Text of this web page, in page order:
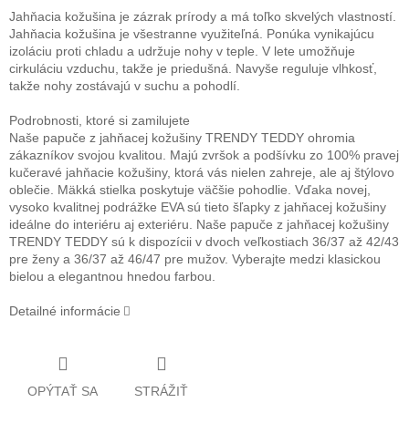
Jahňacia kožušina je zázrak prírody a má toľko skvelých vlastností.
Jahňacia kožušina je všestranne využiteľná. Ponúka vynikajúcu
izoláciu proti chladu a udržuje nohy v teple. V lete umožňuje
cirkuláciu vzduchu, takže je priedušná. Navyše reguluje vlhkosť,
takže nohy zostávajú v suchu a pohodlí.
Podrobnosti, ktoré si zamilujete
Naše papuče z jahňacej kožušiny TRENDY TEDDY ohromia
zákazníkov svojou kvalitou. Majú zvršok a podšívku zo 100% pravej
kučeravé jahňacie kožušiny, ktorá vás nielen zahreje, ale aj štýlovo
oblečie. Mäkká stielka poskytuje väčšie pohodlie. Vďaka novej,
vysoko kvalitnej podrážke EVA sú tieto šľapky z jahňacej kožušiny
ideálne do interiéru aj exteriéru. Naše papuče z jahňacej kožušiny
TRENDY TEDDY sú k dispozícii v dvoch veľkostiach 36/37 až 42/43
pre ženy a 36/37 až 46/47 pre mužov. Vyberajte medzi klasickou
bielou a elegantnou hnedou farbou.
Detailné informácie
OPÝTAŤ SA STRÁŽIŤ